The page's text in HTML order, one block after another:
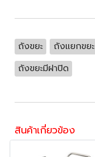
ถังขยะ ถังแยกขยะ
ถังขยะมีฝาปิด
สินค้าเกี่ยวข้อง